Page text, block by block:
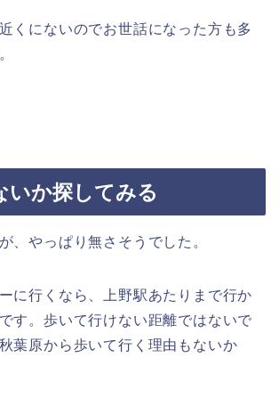
くにないのでお世話になった方も多
いか探してみる
、やっぱり無さそうでした。
に行くなら、上野駅あたりまで行か
す。歩いて行けない距離ではないで
葉原から歩いて行く理由もないか